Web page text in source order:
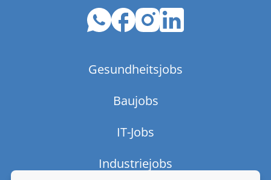
Gesundheitsjobs
Baujobs
IT-Jobs
Industriejobs